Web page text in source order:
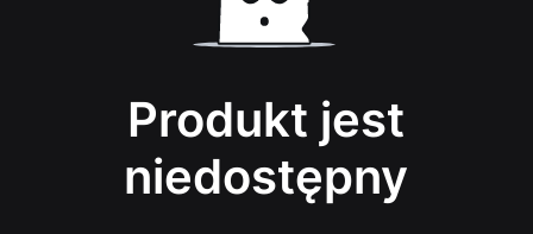
Produkt jest
niedostępny